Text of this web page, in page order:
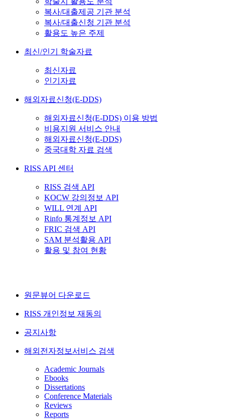
복사/대출제공 기관 분석
복사/대출신청 기관 분석
활용도 높은 주제
최신/인기 학술자료
최신자료
인기자료
해외자료신청(E-DDS)
해외자료신청(E-DDS) 이용 방법
비용지원 서비스 안내
해외자료신청(E-DDS)
중국대학 자료 검색
RISS API 센터
RISS 검색 API
KOCW 강의정보 API
WILL 연계 API
Rinfo 통계정보 API
FRIC 검색 API
SAM 분석활용 API
활용 및 참여 현황
원문뷰어 다운로드
RISS 개인정보 재동의
공지사항
해외전자정보서비스 검색
Academic Journals
Ebooks
Dissertations
Conference Materials
Reviews
Reports